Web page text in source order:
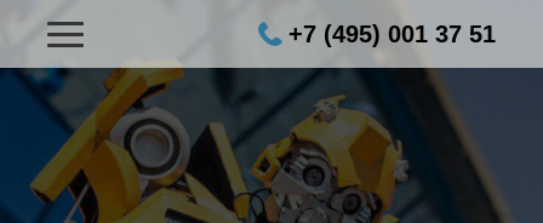
+7 (495) 001 37 51